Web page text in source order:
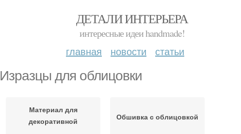
ДЕТАЛИ ИНТЕРЬЕРА
интересные идеи handmade!
главная новости статьи
Изразцы для облицовки
Материал для
декоративной
Обшивка с облицовкой